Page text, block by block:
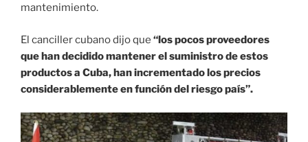
mantenimiento.
El canciller cubano dijo que “los pocos proveedores
que han decidido mantener el suministro de estos
productos a Cuba, han incrementado los precios
considerablemente en función del riesgo país”.